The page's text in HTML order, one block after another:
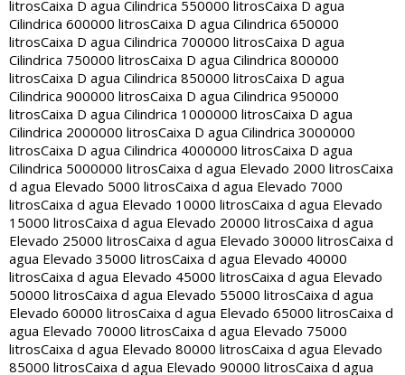
litrosCaixa D agua Cilindrica 550000 litrosCaixa D agua
Cilindrica 600000 litrosCaixa D agua Cilindrica 650000
litrosCaixa D agua Cilindrica 700000 litrosCaixa D agua
Cilindrica 750000 litrosCaixa D agua Cilindrica 800000
litrosCaixa D agua Cilindrica 850000 litrosCaixa D agua
Cilindrica 900000 litrosCaixa D agua Cilindrica 950000
litrosCaixa D agua Cilindrica 1000000 litrosCaixa D agua
Cilindrica 2000000 litrosCaixa D agua Cilindrica 3000000
litrosCaixa D agua Cilindrica 4000000 litrosCaixa D agua
Cilindrica 5000000 litrosCaixa d agua Elevado 2000 litrosCaixa
d agua Elevado 5000 litrosCaixa d agua Elevado 7000
litrosCaixa d agua Elevado 10000 litrosCaixa d agua Elevado
15000 litrosCaixa d agua Elevado 20000 litrosCaixa d agua
Elevado 25000 litrosCaixa d agua Elevado 30000 litrosCaixa d
agua Elevado 35000 litrosCaixa d agua Elevado 40000
litrosCaixa d agua Elevado 45000 litrosCaixa d agua Elevado
50000 litrosCaixa d agua Elevado 55000 litrosCaixa d agua
Elevado 60000 litrosCaixa d agua Elevado 65000 litrosCaixa d
agua Elevado 70000 litrosCaixa d agua Elevado 75000
litrosCaixa d agua Elevado 80000 litrosCaixa d agua Elevado
85000 litrosCaixa d agua Elevado 90000 litrosCaixa d agua